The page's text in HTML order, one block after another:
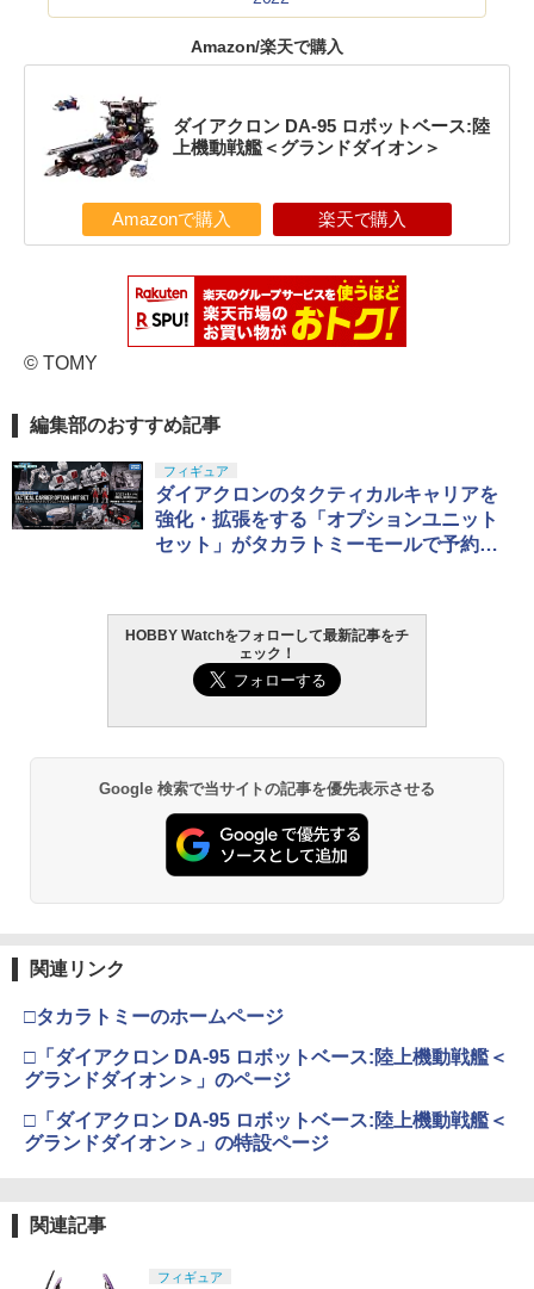
Amazon/楽天で購入
ダイアクロン DA-95 ロボットベース:陸
上機動戦艦＜グランドダイオン＞
Amazonで購入 楽天で購入
© TOMY
編集部のおすすめ記事
フィギュア
ダイアクロンのタクティカルキャリアを
強化・拡張をする「オプションユニット
セット」がタカラトミーモールで予約開
HOBBY Watchをフォローして最新記事をチ
ェック！
Google 検索で当サイトの記事を優先表示させる
関連リンク
□タカラトミーのホームページ
□「ダイアクロン DA-95 ロボットベース:陸上機動戦艦＜
グランドダイオン＞」のページ
□「ダイアクロン DA-95 ロボットベース:陸上機動戦艦＜
グランドダイオン＞」の特設ページ
関連記事
フィギュア